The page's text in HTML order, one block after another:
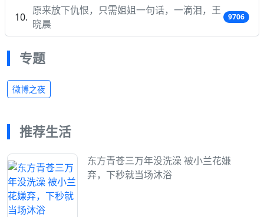
原来放下仇恨，只需姐姐一句话，一滴泪，王
晓晨
9706
专题
微博之夜
推荐生活
东方青苍三万年没洗澡 被小兰花嫌
弃，下秒就当场沐浴